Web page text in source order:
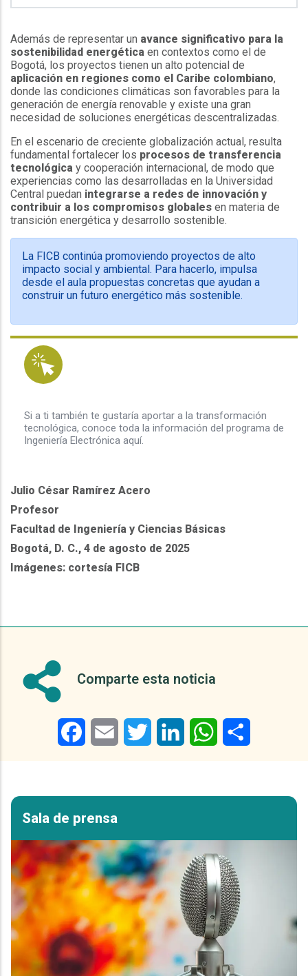
Además de representar un avance significativo para la
sostenibilidad energética en contextos como el de
Bogotá, los proyectos tienen un alto potencial de
aplicación en regiones como el Caribe colombiano,
donde las condiciones climáticas son favorables para la
generación de energía renovable y existe una gran
necesidad de soluciones energéticas descentralizadas.
En el escenario de creciente globalización actual, resulta
fundamental fortalecer los procesos de transferencia
tecnológica y cooperación internacional, de modo que
experiencias como las desarrolladas en la Universidad
Central puedan integrarse a redes de innovación y
contribuir a los compromisos globales en materia de
transición energética y desarrollo sostenible.
La FICB continúa promoviendo proyectos de alto
impacto social y ambiental. Para hacerlo, impulsa
desde el aula propuestas concretas que ayudan a
construir un futuro energético más sostenible.
Si a ti también te gustaría aportar a la transformación
tecnológica, conoce toda la información del programa de
Ingeniería Electrónica aquí.
Julio César Ramírez Acero
Profesor
Facultad de Ingeniería y Ciencias Básicas
Bogotá, D. C., 4 de agosto de 2025
Imágenes: cortesía FICB
Comparte esta noticia
FacebookEmail Twitter LinkedIn WhatsApp
Sala de prensa